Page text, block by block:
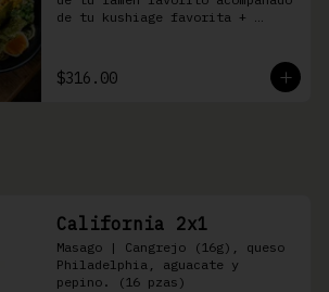
de tu kushiage favorita +
$316.00
California 2x1
Masago | Cangrejo (16g), queso
Philadelphia, aguacate y
pepino. (16 pzas)